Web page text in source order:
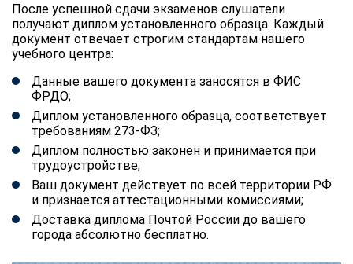
После успешной сдачи экзаменов слушатели
получают диплом установленного образца. Каждый
документ отвечает строгим стандартам нашего
учебного центра:
Данные вашего документа заносятся в ФИС
ФРДО;
Диплом установленного образца, соответствует
требованиям 273-ФЗ;
Диплом полностью законен и принимается при
трудоустройстве;
Ваш документ действует по всей территории РФ
и признается аттестационными комиссиями;
Доставка диплома Почтой России до вашего
города абсолютно бесплатно.